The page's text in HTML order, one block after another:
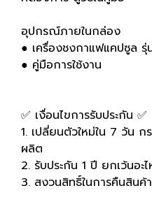
อุปกรณ์ภายในกล่อง
● เครื่องชงกาแฟแคปซูล รุ่
● คู่มือการใช้งาน
✅ เงื่อนไขการรับประกัน ✅
1. เปลี่ยนตัวใหม่ใน 7 วัน
ผลิต
2. รับประกัน 1 ปี ยกเว้นอะ
3. สงวนสิทธิ์ในการคืนสินค้